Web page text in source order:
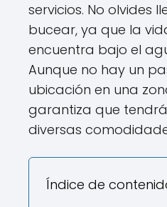
servicios. No olvides
bucear, ya que la
encuentra bajo el
Aunque no hay un
ubicación en una
garantiza que
diversas
Índice de